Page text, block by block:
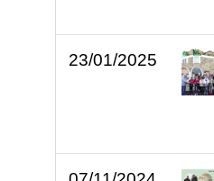
23/01/2025